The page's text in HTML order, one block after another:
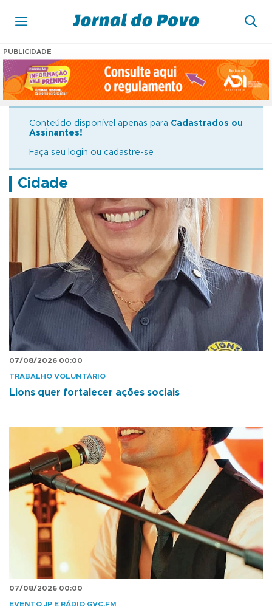
PUBLICIDADE
Conteúdo disponível apenas para Cadastrados ou
Assinantes!
Faça seu login ou cadastre-se
Cidade
07/08/2026 00:00
TRABALHO VOLUNTÁRIO
Lions quer fortalecer ações sociais
07/08/2026 00:00
EVENTO JP E RÁDIO GVC.FM